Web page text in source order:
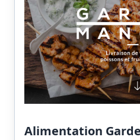
Alimentation